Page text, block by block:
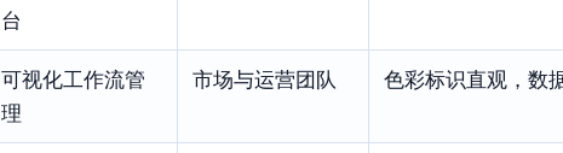
台
可视化工作流管
理
市场与运营团队 色彩标识直观，数